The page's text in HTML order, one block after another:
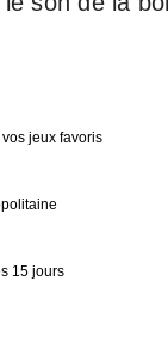
jeux favoris
15 jours